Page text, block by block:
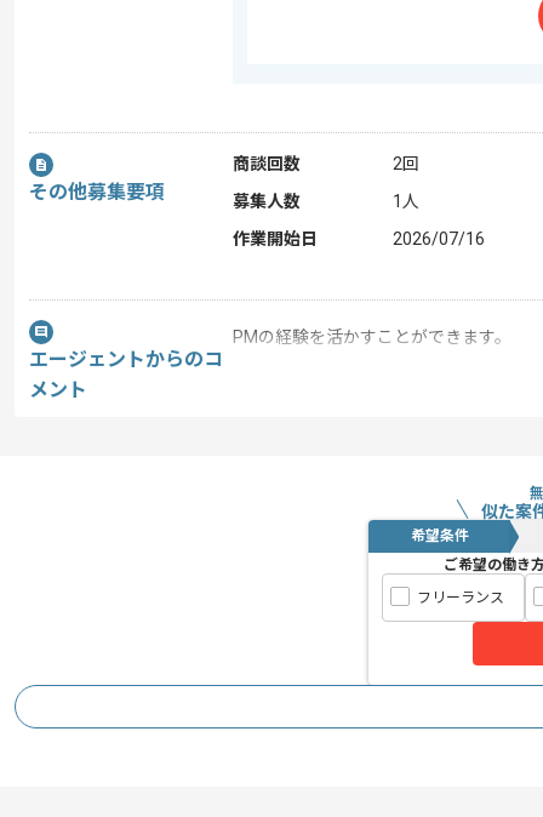
その他募集要項
商談回数
2回
募集人数
1人
作業開始日
2026/07/16
エージェントからのコ
メント
PMの経験を活かすことができます。
似た案
希望条件
ご希望の働き
フリーランス